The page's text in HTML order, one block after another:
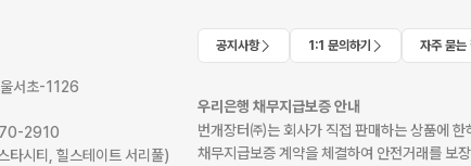
서초-1126
2910
타시티, 힐스테이트 서리풀)
공지사항 1:1 문의하기 자주 묻는
우리은행 채무지급보증 안내
번개장터㈜는 회사가 직접 판매하는 상품에
채무지급보증 계약을 체결하여 안전거래를 보